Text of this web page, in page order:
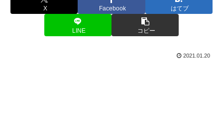
X Facebook はてブ
LINE コピー
2021.01.20